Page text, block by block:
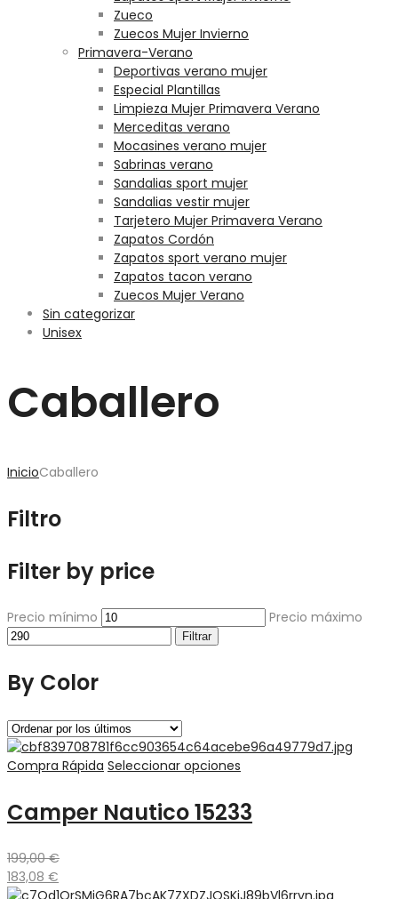
Zueco
Zuecos Mujer Invierno
Primavera-Verano
Deportivas verano mujer
Especial Plantillas
Limpieza Mujer Primavera Verano
Merceditas verano
Mocasines verano mujer
Sabrinas verano
Sandalias sport mujer
Sandalias vestir mujer
Tarjetero Mujer Primavera Verano
Zapatos Cordón
Zapatos sport verano mujer
Zapatos tacon verano
Zuecos Mujer Verano
Sin categorizar
Unisex
Caballero
InicioCaballero
Filtro
Filter by price
Precio mínimo Precio máximo
Filtrar
By Color
Compra Rápida Seleccionar opciones
Camper Nautico 15233
199,00€
183,08 €